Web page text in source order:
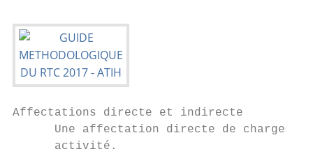
Affectations directe et indirecte
Une affectation directe de charges
      activité.